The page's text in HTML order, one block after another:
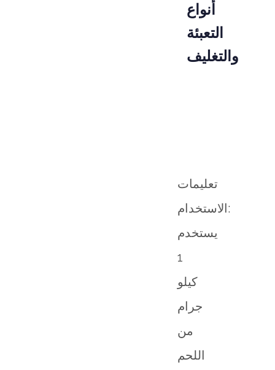
أنواع
التعبئة
والتغليف
تعليمات
الاستخدام:
يستخدم
1
كيلو
جرام
من
اللحم